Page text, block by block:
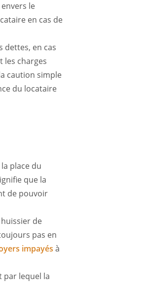
le
en cas de
dettes, en cas
les charges
caution simple
du locataire
place du
que la
de pouvoir
de
pas en
impayés à
par lequel la